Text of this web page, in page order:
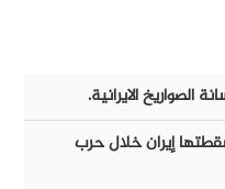
الصواريخ الايرانية.
إيران خلال حرب